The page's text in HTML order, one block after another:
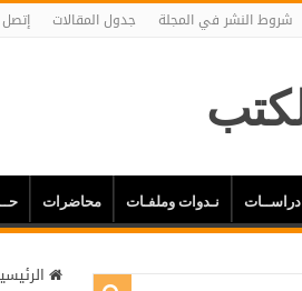
شروط النشر في المجلة جدول المقالات إتصل
دراســات نـدوات وملفـات محاضرات